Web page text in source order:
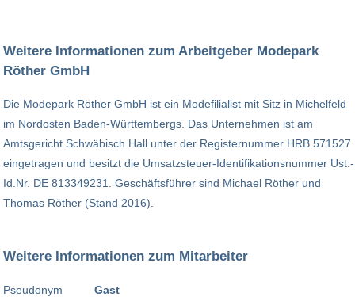
Weitere Informationen zum Arbeitgeber Modepark
Röther GmbH
Die Modepark Röther GmbH ist ein Modefilialist mit Sitz in Michelfeld
im Nordosten Baden-Württembergs. Das Unternehmen ist am
Amtsgericht Schwäbisch Hall unter der Registernummer HRB 571527
eingetragen und besitzt die Umsatzsteuer-Identifikationsnummer Ust.-
Id.Nr. DE 813349231. Geschäftsführer sind Michael Röther und
Thomas Röther (Stand 2016).
Weitere Informationen zum Mitarbeiter
Pseudonym
Gast